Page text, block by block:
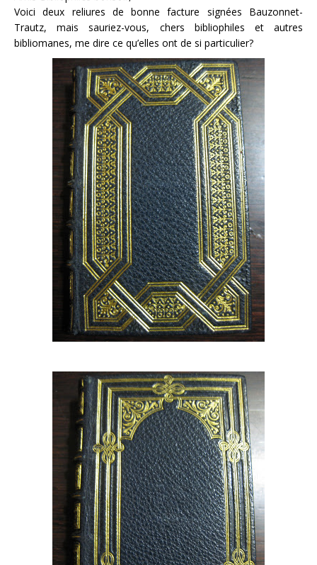
Voici deux reliures de bonne facture signées Bauzonnet-
Trautz, mais sauriez-vous, chers bibliophiles et autres
bibliomanes, me dire ce qu’elles ont de si particulier?